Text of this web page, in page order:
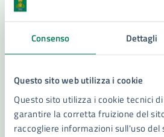
Consenso Dettagli
Questo sito web utilizza i cookie
Questo sito utilizza i cookie tecnici
garantire la corretta fruizione del
raccogliere informazioni sull'uso
Iscrizione Anagrafica Stranieri
Ascensori: messa in esercizio e
matricola
Disposizioni Anticipate di